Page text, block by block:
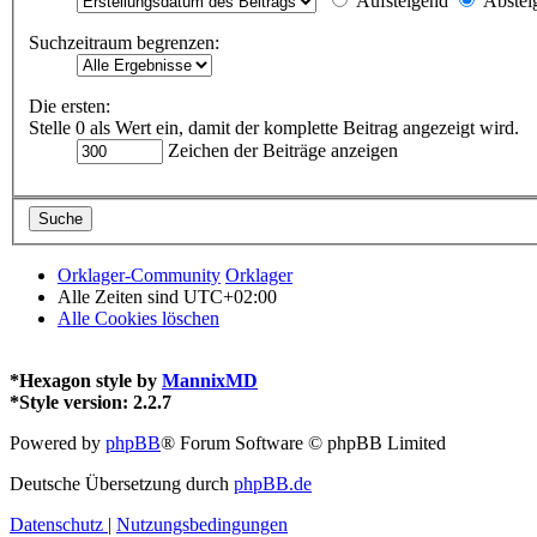
Suchzeitraum begrenzen:
Die ersten:
Stelle 0 als Wert ein, damit der komplette Beitrag angezeigt wird.
Zeichen der Beiträge anzeigen
Orklager-Community Orklager
Alle Zeiten sind UTC+02:00
Alle Cookies löschen
*Hexagon style by MannixMD
*Style version: 2.2.7
Powered by phpBB® Forum Software © phpBB Limited
Deutsche Übersetzung durch phpBB.de
Datenschutz | Nutzungsbedingungen